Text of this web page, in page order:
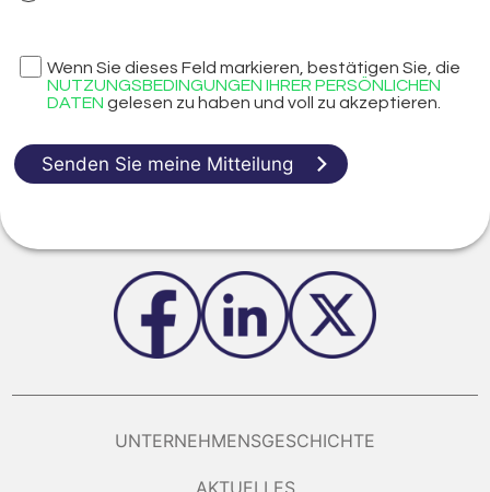
Wenn Sie dieses Feld markieren, bestätigen Sie, die
NUTZUNGSBEDINGUNGEN IHRER PERSÖNLICHEN
DATEN gelesen zu haben und voll zu akzeptieren.
Senden Sie meine Mitteilung
UNTERNEHMENSGESCHICHTE
AKTUELLES